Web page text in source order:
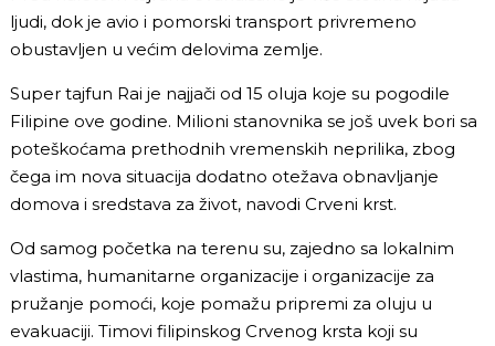
ljudi, dok je avio i pomorski transport privremeno
obustavljen u većim delovima zemlje.
Super tajfun Rai je najjači od 15 oluja koje su pogodile
Filipine ove godine. Milioni stanovnika se još uvek bori sa
poteškoćama prethodnih vremenskih neprilika, zbog
čega im nova situacija dodatno otežava obnavljanje
domova i sredstava za život, navodi Crveni krst.
Od samog početka na terenu su, zajedno sa lokalnim
vlastima, humanitarne organizacije i organizacije za
pružanje pomoći, koje pomažu pripremi za oluju u
evakuaciji. Timovi filipinskog Crvenog krsta koji su